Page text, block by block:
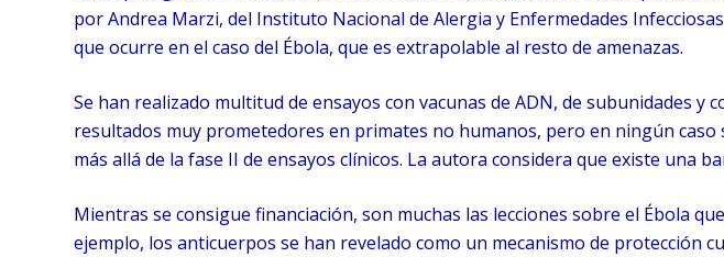
por Andrea Marzi, del Instituto Nacional de Alergia y Enfermedades
que ocurre en el caso del Ébola, que es extrapolable al resto de amenazas.
Se han realizado multitud de ensayos con vacunas de ADN, de subunidades y
resultados muy prometedores en primates no humanos, pero en ningún
más allá de la fase II de ensayos clínicos. La autora considera que existe una
Mientras se consigue financiación, son muchas las lecciones sobre el Ébola
ejemplo, los anticuerpos se han revelado como un mecanismo de protección